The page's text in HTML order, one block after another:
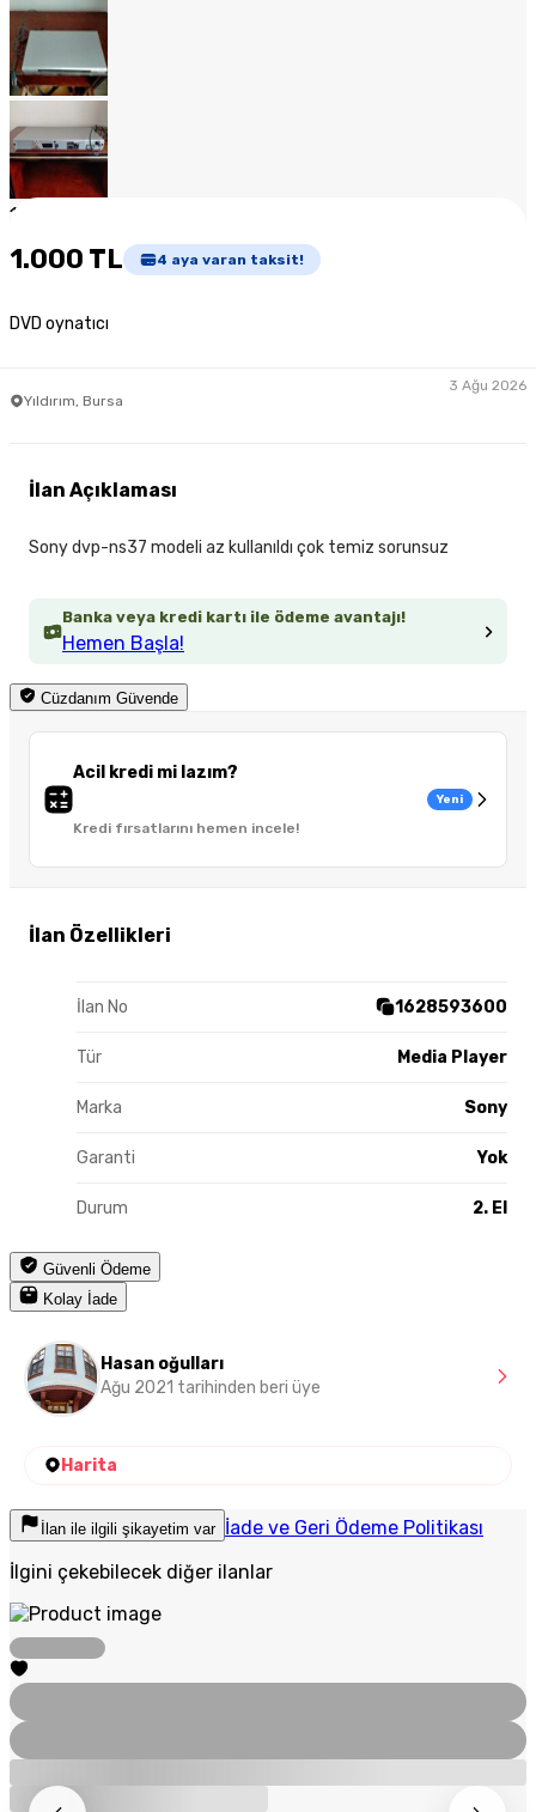
1
1.000 TL 4 aya varan taksit!
DVD oynatıcı
Yıldırım, Bursa
3 Ağu 2026
Banka veya kredi kartı ile ödeme avantajı!
Hemen Başla!
Cüzdanım Güvende
Acil kredi mi lazım?
Kredi fırsatlarını hemen incele!
Yeni
İlan Özellikleri
İlan No 1628593600
Tür Media Player
Marka Sony
Garanti Yok
Durum 2. El
Güvenli Ödeme
Kolay İade
İlan Açıklaması
Sony dvp-ns37 modeli az kullanıldı çok temiz sorunsuz
Hasan oğulları
Ağu 2021 tarihinden beri üye
Harita
İlan ile ilgili şikayetim var İade ve Geri Ödeme Politikası
İlgini çekebilecek diğer ilanlar